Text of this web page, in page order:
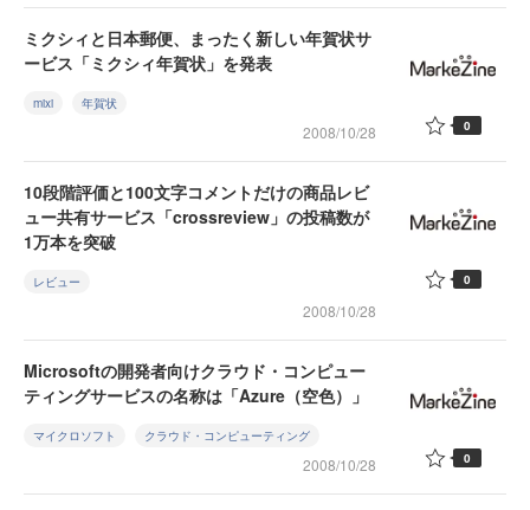
ミクシィと日本郵便、まったく新しい年賀状サ
ービス「ミクシィ年賀状」を発表
mixi 年賀状
2008/10/28 0
10段階評価と100文字コメントだけの商品レビ
ュー共有サービス「crossreview」の投稿数が
1万本を突破
レビュー
2008/10/28
0
Microsoftの開発者向けクラウド・コンピュー
ティングサービスの名称は「Azure（空色）」
マイクロソフト クラウド・コンピューティング
2008/10/28 0